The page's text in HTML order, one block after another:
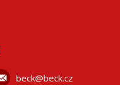
beck@beck.cz